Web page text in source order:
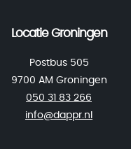
Locatie Groningen
Postbus 505
9700 AM Groningen
050 31 83 266
info@dappr.nl